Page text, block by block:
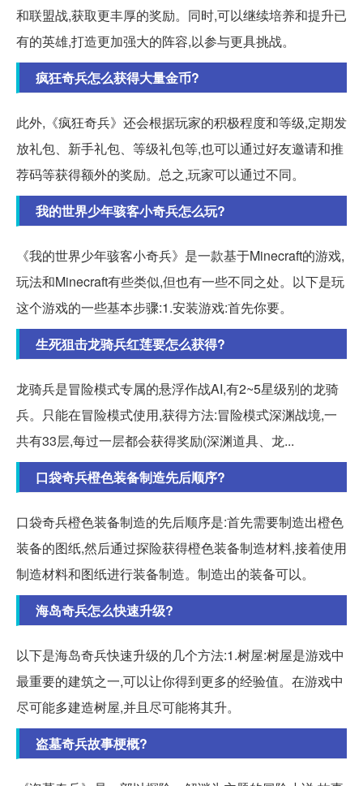
和联盟战,获取更丰厚的奖励。同时,可以继续培养和提升已
有的英雄,打造更加强大的阵容,以参与更具挑战。
疯狂奇兵怎么获得大量金币?
此外,《疯狂奇兵》还会根据玩家的积极程度和等级,定期发
放礼包、新手礼包、等级礼包等,也可以通过好友邀请和推
荐码等获得额外的奖励。总之,玩家可以通过不同。
我的世界少年骇客小奇兵怎么玩?
《我的世界少年骇客小奇兵》是一款基于Minecraft的游戏,
玩法和Minecraft有些类似,但也有一些不同之处。以下是玩
这个游戏的一些基本步骤:1.安装游戏:首先你要。
生死狙击龙骑兵红莲要怎么获得?
龙骑兵是冒险模式专属的悬浮作战AI,有2~5星级别的龙骑
兵。只能在冒险模式使用,获得方法:冒险模式深渊战境,一
共有33层,每过一层都会获得奖励(深渊道具、龙...
口袋奇兵橙色装备制造先后顺序?
口袋奇兵橙色装备制造的先后顺序是:首先需要制造出橙色
装备的图纸,然后通过探险获得橙色装备制造材料,接着使用
制造材料和图纸进行装备制造。制造出的装备可以。
海岛奇兵怎么快速升级?
以下是海岛奇兵快速升级的几个方法:1.树屋:树屋是游戏中
最重要的建筑之一,可以让你得到更多的经验值。在游戏中
尽可能多建造树屋,并且尽可能将其升。
盗墓奇兵故事梗概?